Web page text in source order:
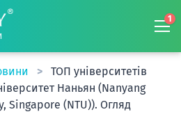
1
ТОП університетів
Наньян (Nanyang
Singapore (NTU)). Огляд